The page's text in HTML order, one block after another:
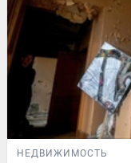
НЕДВИЖИМОСТЬ